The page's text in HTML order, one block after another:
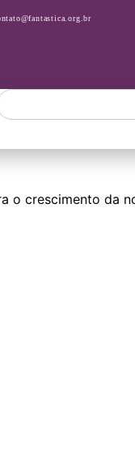
o crescimento da